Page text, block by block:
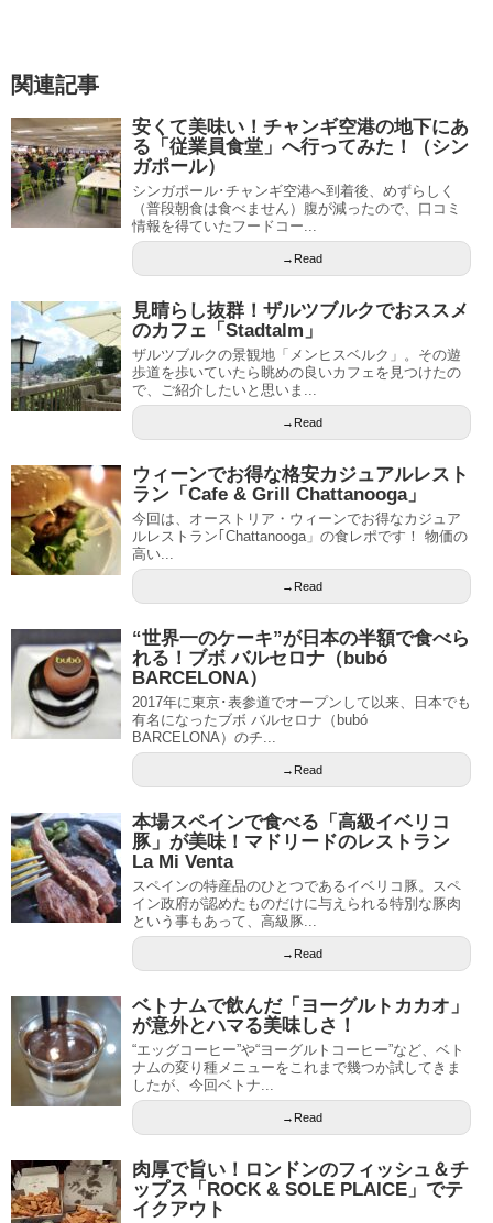
関連記事
安くて美味い！チャンギ空港の地下にあ
る「従業員食堂」へ行ってみた！（シン
ガポール）
シンガポール･チャンギ空港へ到着後、めずらしく
（普段朝食は食べません）腹が減ったので、口コミ
情報を得ていたフードコー...
→Read
見晴らし抜群！ザルツブルクでおススメ
のカフェ「Stadtalm」
ザルツブルクの景観地「メンヒスベルク」。その遊
歩道を歩いていたら眺めの良いカフェを見つけたの
で、ご紹介したいと思いま...
→Read
ウィーンでお得な格安カジュアルレスト
ラン「Cafe & Grill Chattanooga」
今回は、オーストリア・ウィーンでお得なカジュア
ルレストラン｢Chattanooga」の食レポです！ 物価の
高い...
→Read
“世界一のケーキ”が日本の半額で食べら
れる！ブボ バルセロナ（bubó
BARCELONA）
2017年に東京･表参道でオープンして以来、日本でも
有名になったブボ バルセロナ（bubó
BARCELONA）のチ...
→Read
本場スペインで食べる「高級イベリコ
豚」が美味！マドリードのレストラン
La Mi Venta
スペインの特産品のひとつであるイベリコ豚。スペ
イン政府が認めたものだけに与えられる特別な豚肉
という事もあって、高級豚...
→Read
ベトナムで飲んだ「ヨーグルトカカオ」
が意外とハマる美味しさ！
“エッグコーヒー”や“ヨーグルトコーヒー”など、ベト
ナムの変り種メニューをこれまで幾つか試してきま
したが、今回ベトナ...
→Read
肉厚で旨い！ロンドンのフィッシュ＆チ
ップス「ROCK & SOLE PLAICE」でテ
イクアウト